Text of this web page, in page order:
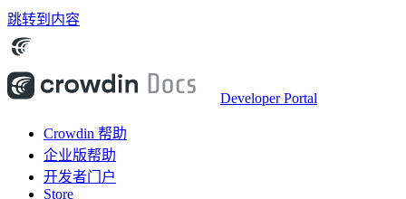
跳转到内容
Developer Portal
Crowdin 帮助
企业版帮助
开发者门户
Store